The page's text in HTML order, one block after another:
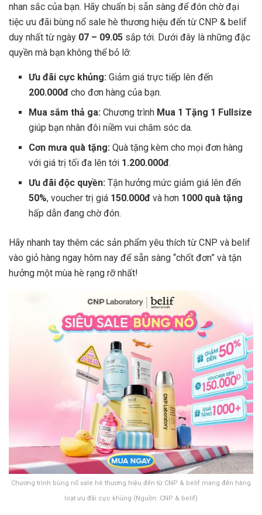
nhan sắc của bạn. Hãy chuẩn bị sẵn sàng để đón chờ đại
tiệc ưu đãi bùng nổ sale hè thương hiệu đến từ CNP & belif
duy nhất từ ngày 07 – 09.05 sắp tới. Dưới đây là những đặc
quyền mà bạn không thể bỏ lỡ:
Ưu đãi cực khủng: Giảm giá trực tiếp lên đến
200.000đ cho đơn hàng của bạn.
Mua sắm thả ga: Chương trình Mua 1 Tặng 1 Fullsize
giúp bạn nhân đôi niềm vui chăm sóc da.
Cơn mưa quà tặng: Quà tặng kèm cho mọi đơn hàng
với giá trị tối đa lên tới 1.200.000đ.
Ưu đãi độc quyền: Tận hưởng mức giảm giá lên đến
50%, voucher trị giá 150.000đ và hơn 1000 quà tặng
hấp dẫn đang chờ đón.
Hãy nhanh tay thêm các sản phẩm yêu thích từ CNP và belif
vào giỏ hàng ngay hôm nay để sẵn sàng “chốt đơn” và tận
hưởng một mùa hè rạng rỡ nhất!
Chương trình bùng nổ sale hè thương hiệu đến từ CNP & belif mang đến hàng
loạt ưu đãi cực khủng (Nguồn: CNP & belif)